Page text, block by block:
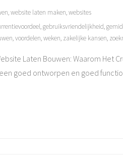
,website laten maken,websites
,gebruiksvriendelijkheid,
,voordelen,weken, zakelijke kansen,
Laten Bouwen: Waarom Het
goed ontworpen en goed